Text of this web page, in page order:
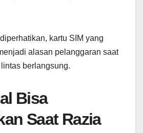
kartu SIM yang
alasan pelanggaran saat
berlangsung.
Bisa
Saat Razia